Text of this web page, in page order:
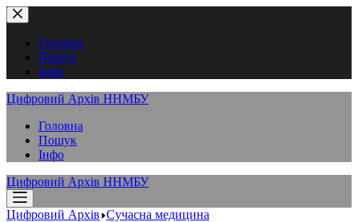
Перейти
до
вмістуГоловна
Пошук
Інфо
Цифровий Архів ННМБУ
Головна
Пошук
Інфо
Цифровий Архів ННМБУ
Цифровий Архів Сучасна медицина